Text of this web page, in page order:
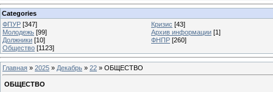
Categories
ФПУР [347] Кризис [43]
Молодежь [99] Архив информации [1]
Должники [10] ФНПР [260]
Общество [1123]
Главная » 2025 » Декабрь » 22 » ОБЩЕСТВО
ОБЩЕСТВО